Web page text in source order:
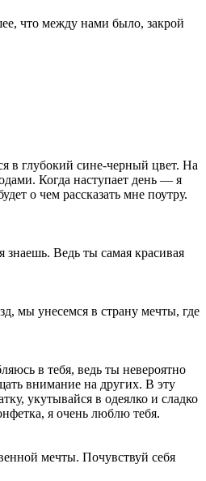
что между нами было, закрой
в глубокий сине-черный цвет. На
Когда наступает день — я
о чем рассказать мне поутру.
знаешь. Ведь ты самая красивая
мы унесемся в страну мечты, где
в тебя, ведь ты невероятно
внимание на других. В эту
укутывайся в одеялко и сладко
я очень люблю тебя.
мечты. Почувствуй себя